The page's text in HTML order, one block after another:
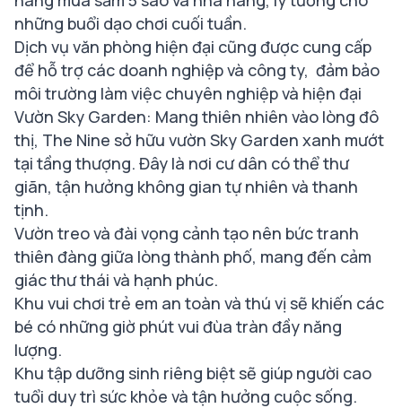
những buổi dạo chơi cuối tuần.
Dịch vụ văn phòng hiện đại cũng được cung cấp
để hỗ trợ các doanh nghiệp và công ty, đảm bảo
môi trường làm việc chuyên nghiệp và hiện đại
Vườn Sky Garden: Mang thiên nhiên vào lòng đô
thị, The Nine sở hữu vườn Sky Garden xanh mướt
tại tầng thượng. Đây là nơi cư dân có thể thư
giãn, tận hưởng không gian tự nhiên và thanh
tịnh.
Vườn treo và đài vọng cảnh tạo nên bức tranh
thiên đàng giữa lòng thành phố, mang đến cảm
giác thư thái và hạnh phúc.
Khu vui chơi trẻ em an toàn và thú vị sẽ khiến các
bé có những giờ phút vui đùa tràn đầy năng
lượng.
Khu tập dưỡng sinh riêng biệt sẽ giúp người cao
tuổi duy trì sức khỏe và tận hưởng cuộc sống.